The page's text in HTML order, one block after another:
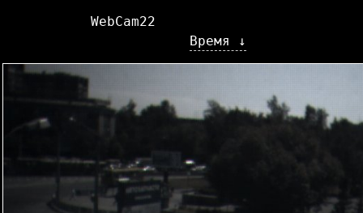
Время ↓
WebCam22